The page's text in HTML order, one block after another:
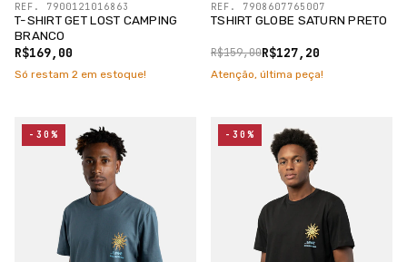
T-SHIRT GET LOST CAMPING
BRANCO
R$169,00
REF. 7900121016863
Só restam 2 em estoque!
TSHIRT GLOBE SATURN PRETO
R$127,20
R$159,00
REF. 7908607765007
Atenção, última peça!
-30% -30%